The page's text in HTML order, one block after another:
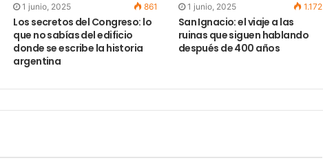
1 junio, 2025 861
Los secretos del Congreso: lo
que no sabías del edificio
donde se escribe la historia
argentina
1 junio, 2025 1.172
San Ignacio: el viaje a las
ruinas que siguen hablando
después de 400 años